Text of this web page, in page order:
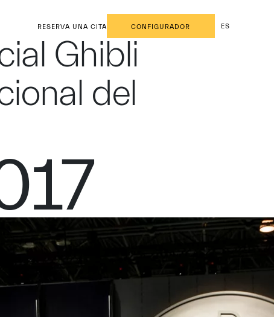
RESERVA UNA CITA CONFIGURADOR ES
Ghibli
del